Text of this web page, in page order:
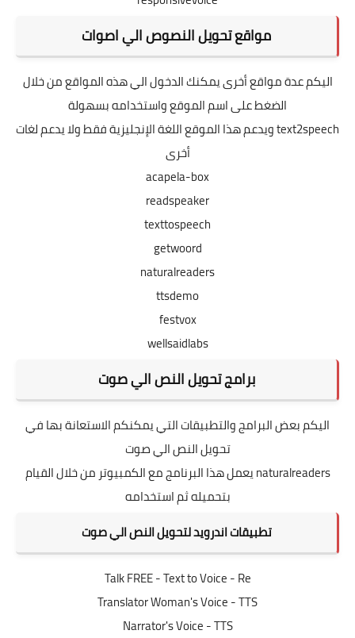
مواقع تحويل النصوص الي اصوات
اليكم عدة مواقع أخرى يمكنك الدخول الي هذه المواقع من خلال
الضغط على اسم الموقع واستخدامه بسهولة
text2speechويدعم هذا الموقع اللغة الإنجليزية فقط ولا يدعم لغات
أخرى
acapela-box
readspeaker
texttospeech
getwoord
naturalreaders
ttsdemo
festvox
wellsaidlabs
برامج تحويل النص الي صوت
اليكم بعض البرامج والتطبيقات التي يمكنكم الاستعانة بها في
تحويل النص الي صوت
naturalreadersيعمل هذا البرنامج مع الكمبيوتر من خلال القيام
بتحميله ثم استخدامه
تطبيقات اندرويد لتحويل النص الي صوت
Talk FREE - Text to Voice - Re
Translator Woman's Voice - TTS
Narrator's Voice - TTS